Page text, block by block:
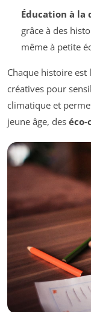
Éducation à
grâce à des
même à petite
Chaque histoire est
créatives pour
climatique et
jeune âge, des éco-